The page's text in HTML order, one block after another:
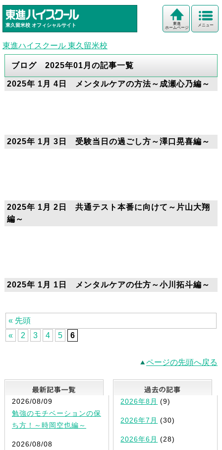
東久留米校 オフィシャルサイト メニュー
東進
ホームページ
東進ハイスクール 東久留米校
ブログ 2025年01月の記事一覧
2025年 1月 4日 メンタルケアの方法～成瀬心乃編～
2025年 1月 3日 受験当日の過ごし方～澤口晃喜編～
2025年 1月 2日 共通テスト本番に向けて～片山大翔
編～
2025年 1月 1日 メンタルケアの仕方～小川拓斗編～
« 先頭
«
2 3 4 5 6
ページの先頭へ戻る
最新記事一覧
2026/08/09
勉強のモチベーションの保
ち方！～時岡空也編～
2026/08/08
2026年8月 (9)
2026年7月 (30)
2026年6月 (28)